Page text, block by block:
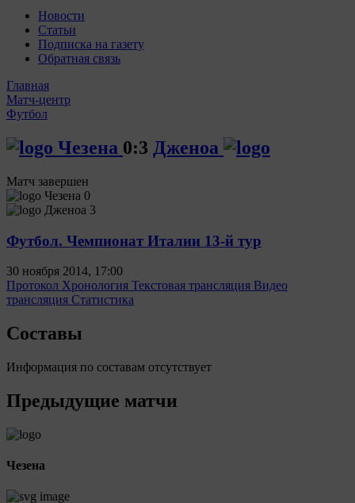
Новости
Статьи
Подписка на газету
Обратная связь
Главная
Матч-центр
Футбол
Чезена 0:3 Дженоа
Матч завершен
Чезена 0
Дженоа 3
Футбол. Чемпионат Италии 13-й тур
30 ноября 2014, 17:00
Протокол Хронология Текстовая трансляция Видео
трансляция Статистика
Составы
Информация по составам отсутствует
Предыдущие матчи
Чезена